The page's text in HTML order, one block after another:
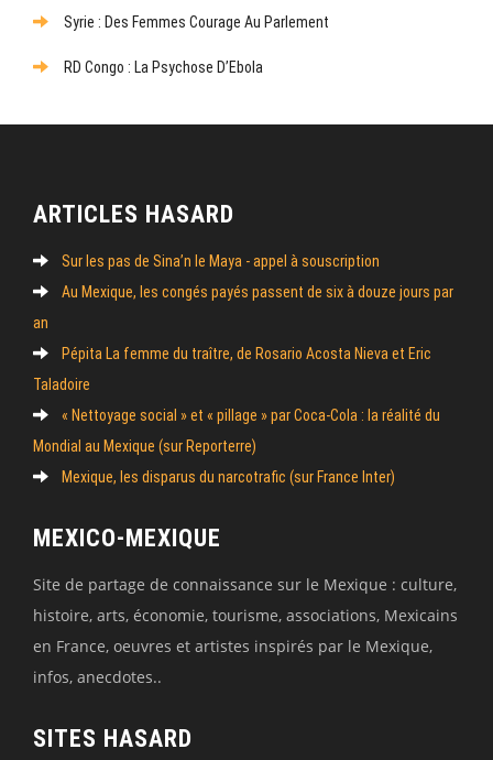
Syrie : Des Femmes Courage Au Parlement
RD Congo : La Psychose D’Ebola
ARTICLES HASARD
Sur les pas de Sina’n le Maya - appel à souscription
Au Mexique, les congés payés passent de six à douze jours par
an
Pépita La femme du traître, de Rosario Acosta Nieva et Eric
Taladoire
« Nettoyage social » et « pillage » par Coca-Cola : la réalité du
Mondial au Mexique (sur Reporterre)
Mexique, les disparus du narcotrafic (sur France Inter)
MEXICO-MEXIQUE
Site de partage de connaissance sur le Mexique : culture,
histoire, arts, économie, tourisme, associations, Mexicains
en France, oeuvres et artistes inspirés par le Mexique,
infos, anecdotes..
SITES HASARD